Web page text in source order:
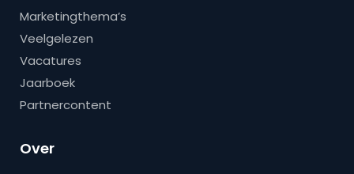
Marketingthema’s
Veelgelezen
Vacatures
Jaarboek
Partnercontent
Over